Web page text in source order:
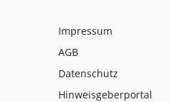
Impressum
AGB
Datenschutz
Hinweisgeberportal